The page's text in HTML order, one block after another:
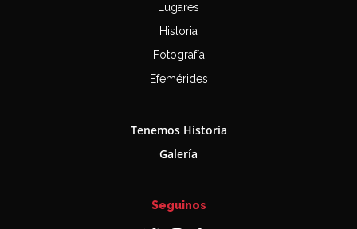
Lugares
Historia
Fotografía
Efemérides
Tenemos Historia
Galería
Seguinos